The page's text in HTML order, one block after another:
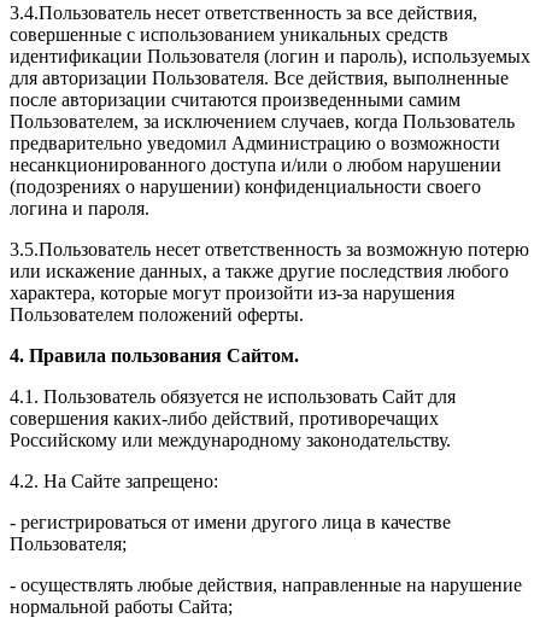
3.4.Пользователь несет ответственность за все действия,
совершенные с использованием уникальных средств
идентификации Пользователя (логин и пароль), используемых
для авторизации Пользователя. Все действия, выполненные
после авторизации считаются произведенными самим
Пользователем, за исключением случаев, когда Пользователь
предварительно уведомил Администрацию о возможности
несанкционированного доступа и/или о любом нарушении
(подозрениях о нарушении) конфиденциальности своего
логина и пароля.
3.5.Пользователь несет ответственность за возможную потерю
или искажение данных, а также другие последствия любого
характера, которые могут произойти из-за нарушения
Пользователем положений оферты.
4. Правила пользования Сайтом.
4.1. Пользователь обязуется не использовать Сайт для
совершения каких-либо действий, противоречащих
Российскому или международному законодательству.
4.2. На Сайте запрещено:
- регистрироваться от имени другого лица в качестве
Пользователя;
- осуществлять любые действия, направленные на нарушение
нормальной работы Сайта;